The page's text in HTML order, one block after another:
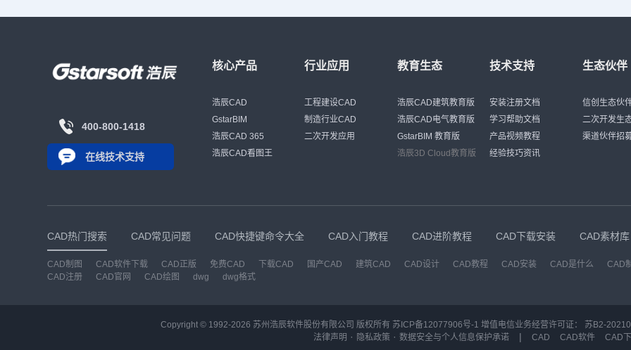
400-800-1418
在线技术支持
核心产品
浩辰CAD
GstarBIM
浩辰CAD 365
浩辰CAD看图王
行业应用
工程建设CAD
制造行业CAD
二次开发应用
教育生态
浩辰CAD建筑教育版
浩辰CAD电气教育版
GstarBIM 教育版
浩辰3D Cloud教育版
技术支持
安装注册文档
学习帮助文档
产品视频教程
经验技巧资讯
生态伙伴
信创生态伙
二次开发生
渠道伙伴招
CAD热门搜索 CAD常见问题 CAD快捷键命令大全 CAD入门教程 CAD进阶教程 CAD下载安装 CAD素材库
CAD制图 CAD软件下载 CAD正版 免费CAD 下载CAD 国产CAD 建筑CAD CAD设计 CAD教程 CAD安装 CAD是什么 CAD
CAD注册
CAD官网 CAD绘图 dwg dwg格式
Copyright © 1992-2026 苏州浩辰软件股份有限公司 版权所有 苏ICP备12077906号-1 增值电信业务经营许可证： 苏B2-
法律声明 · 隐私政策 · 数据安全与个人信息保护承诺 | CAD CAD软件 CAD